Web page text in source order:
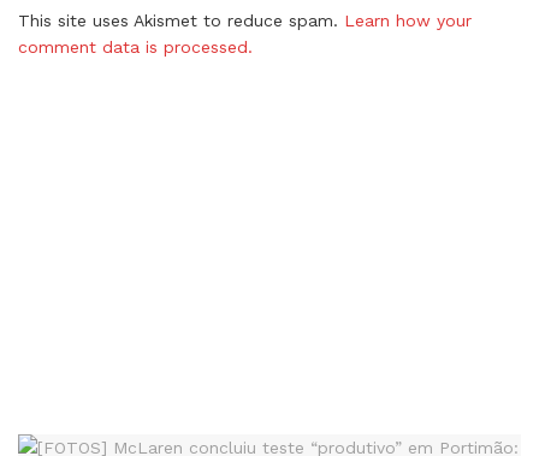
This site uses Akismet to reduce spam. Learn how your
comment data is processed.